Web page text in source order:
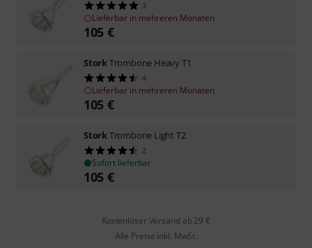
3
Lieferbar in mehreren Monaten
105 €
StorkTrombone Heavy T1
4
Lieferbar in mehreren Monaten
105 €
StorkTrombone Light T2
2
Sofort lieferbar
105 €
Kostenloser Versand ab 29 €
Alle Preise inkl. MwSt.